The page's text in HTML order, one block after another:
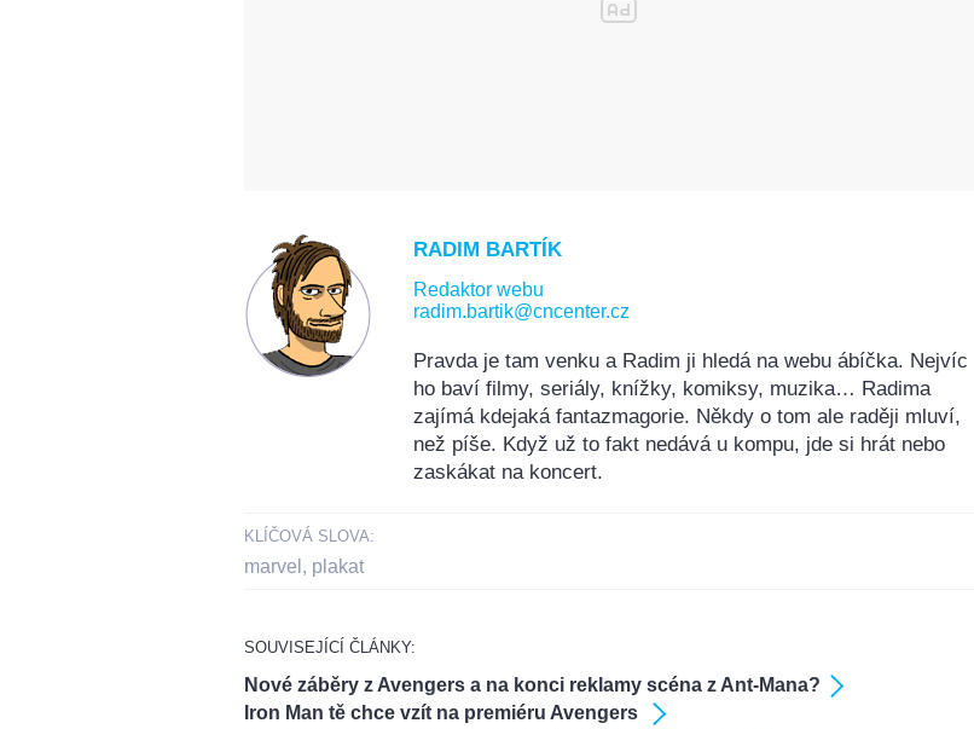
RADIM BARTÍK
Redaktor webu
radim.bartik@cncenter.cz
Pravda je tam venku a Radim ji hledá na webu ábíčka. Nejvíc
ho baví filmy, seriály, knížky, komiksy, muzika… Radima
zajímá kdejaká fantazmagorie. Někdy o tom ale raději mluví,
než píše. Když už to fakt nedává u kompu, jde si hrát nebo
zaskákat na koncert.
KLÍČOVÁ SLOVA:
marvel , plakat
SOUVISEJÍCÍ ČLÁNKY:
Nové záběry z Avengers a na konci reklamy scéna z Ant-Mana?
Iron Man tě chce vzít na premiéru Avengers